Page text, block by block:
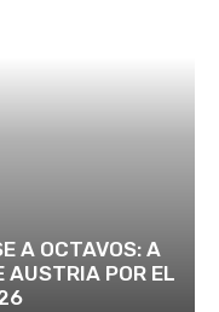
A OCTAVOS: A
AUSTRIA POR EL